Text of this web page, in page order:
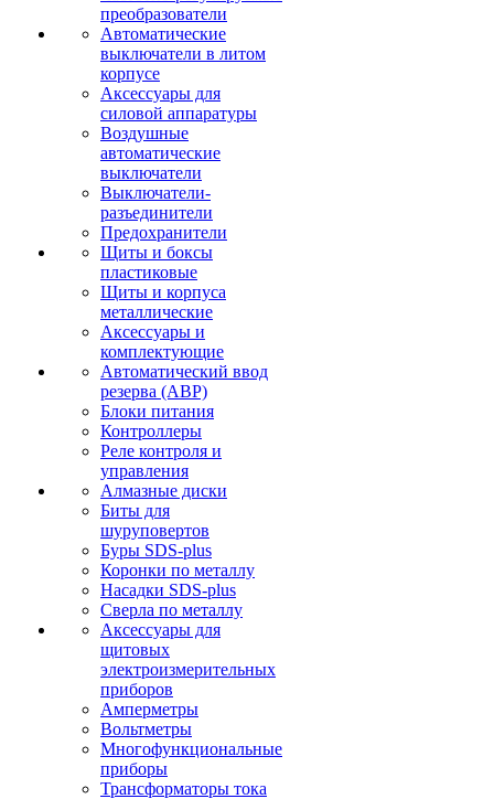
преобразователи
Автоматические
выключатели в литом
корпусе
Аксессуары для
силовой аппаратуры
Воздушные
автоматические
выключатели
Выключатели-
разъединители
Предохранители
Щиты и боксы
пластиковые
Щиты и корпуса
металлические
Аксессуары и
комплектующие
Автоматический ввод
резерва (АВР)
Блоки питания
Контроллеры
Реле контроля и
управления
Алмазные диски
Биты для
шуруповертов
Буры SDS-plus
Коронки по металлу
Насадки SDS-plus
Сверла по металлу
Аксессуары для
щитовых
электроизмерительных
приборов
Амперметры
Вольтметры
Многофункциональные
приборы
Трансформаторы тока